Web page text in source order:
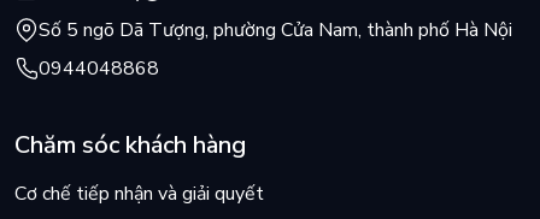
Số 5 ngõ Dã Tượng, phường Cửa Nam, thành phố Hà Nội
0944048868
Chăm sóc khách hàng
Cơ chế tiếp nhận và giải quyết